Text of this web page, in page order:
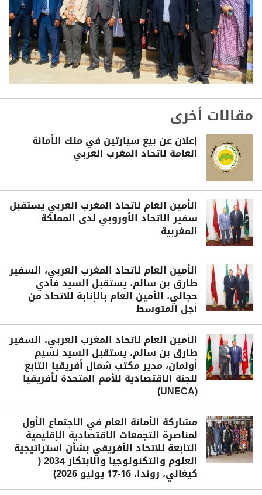
مقالات أخرى
إعلان عن بيع سيارتين في ملك الأمانة
العامة لاتحاد المغرب العربي
الأمين العام لاتحاد المغرب العربي يستقبل
سفير الاتحاد الأوروبي لدى المملكة
المغربية
الأمين العام لاتحاد المغرب العربي، السفير
طارق بن سالم، يستقبل السيد فادي
حجالي، الأمين العام بالإنابة للاتحاد من
أجل المتوسط
الأمين العام لاتحاد المغرب العربي، السفير
طارق بن سالم، يستقبل السيد نسيم
أولمان، مدير مكتب شمال أفريقيا التابع
للجنة الاقتصادية للأمم المتحدة لأفريقيا
(UNECA)
مشاركة الأمانة العام في الاجتماع الأول
لمناصرة التجمعات الاقتصادية الإقليمية
التابعة للاتحاد الأفريقي بشأن استراتيجية
العلوم والتكنولوجيا والابتكار 2034 (
كيغالي، روندا، 16-17 يوليو 2026)